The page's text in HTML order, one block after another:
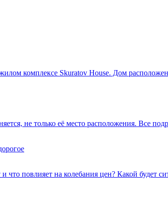
комплексе Skuratov House. Дом
не только её место расположения. Все
повлияет на колебания цен? Какой будет